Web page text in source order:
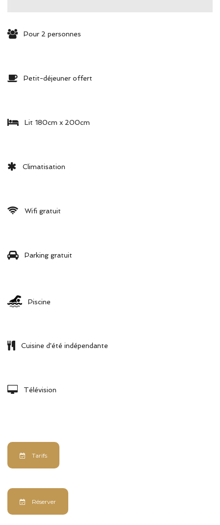
Pour 2 personnes
Petit-déjeuner offert
Lit 180cm x 200cm
Climatisation
Wifi gratuit
Parking gratuit
Piscine
Cuisine d'été indépendante
Télévision
Tarifs
Réserver